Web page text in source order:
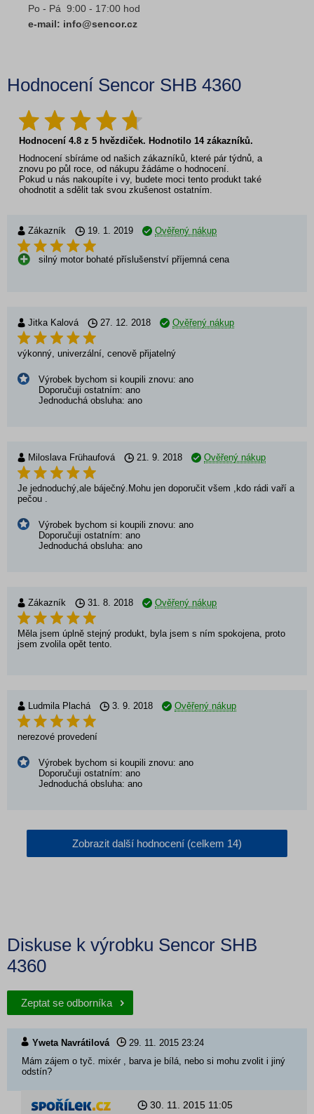
Po - Pá 9:00 - 17:00 hod
e-mail: info@sencor.cz
Hodnocení Sencor SHB 4360
Hodnocení 4.8 z 5 hvězdiček. Hodnotilo 14zákazníků.
Hodnocení sbíráme od našich zákazníků, které pár týdnů, a
znovu po půl roce, od nákupu žádáme o hodnocení.
Pokud u nás nakoupíte i vy, budete moci tento produkt také
ohodnotit a sdělit tak svou zkušenost ostatním.
Zákazník 19. 1. 2019 Ověřený nákup
silný motor bohaté příslušenství příjemná cena
Jitka Kalová 27. 12. 2018 Ověřený nákup
výkonný, univerzální, cenově přijatelný
Výrobek bychom si koupili znovu: ano
Doporučuji ostatním: ano
Jednoduchá obsluha: ano
Miloslava Frühaufová 21. 9. 2018 Ověřený nákup
Je jednoduchý,ale báječný.Mohu jen doporučit všem ,kdo rádi vaří a
pečou .
Výrobek bychom si koupili znovu: ano
Doporučuji ostatním: ano
Jednoduchá obsluha: ano
Zákazník 31. 8. 2018 Ověřený nákup
Měla jsem úplně stejný produkt, byla jsem s ním spokojena, proto
jsem zvolila opět tento.
Ludmila Plachá 3. 9. 2018 Ověřený nákup
nerezové provedení
Výrobek bychom si koupili znovu: ano
Doporučuji ostatním: ano
Jednoduchá obsluha: ano
Zobrazit další hodnocení (celkem 14)
Diskuse k výrobku Sencor SHB
4360
Zeptat se odborníka
Yweta Navrátilová 29. 11. 2015 23:24
Mám zájem o tyč. mixér , barva je bílá, nebo si mohu zvolit i jiný
odstín?
30. 11. 2015 11:05